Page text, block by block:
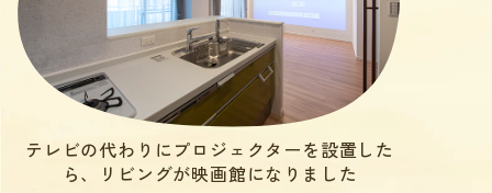
テレビの代わりにプロジェクターを設置した
ら、リビングが映画館になりました